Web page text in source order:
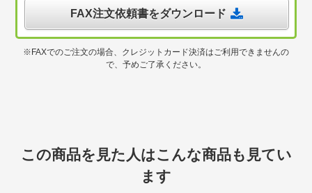
FAX注文依頼書をダウンロード
※FAXでのご注文の場合、クレジットカード決済はご利用できませんの
で、予めご了承ください。
この商品を見た人はこんな商品も見てい
ます